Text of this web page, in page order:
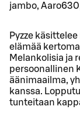
jambo,
Pyzze
elämää
Melankolisia ja
persoonallinen
äänimaailma,
kanssa.
tunteitaan